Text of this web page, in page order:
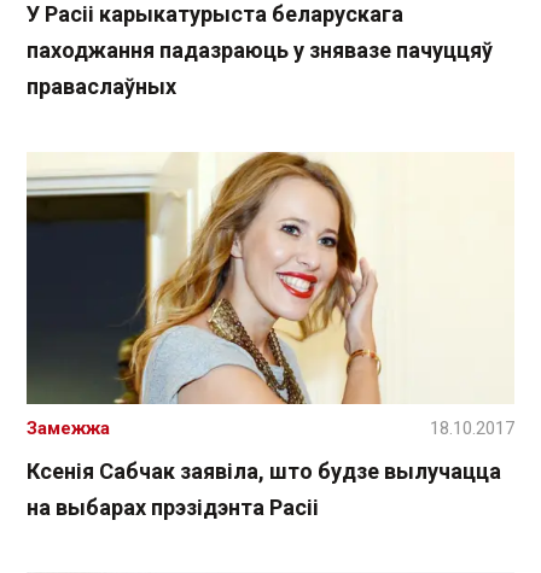
У Расіі карыкатурыста беларускага
паходжання падазраюць у знявазе пачуццяў
праваслаўных
Ксенія Сабчак заявіла, што будзе вылучацца
на выбарах прэзідэнта Расіі
Замежжа 18.10.2017